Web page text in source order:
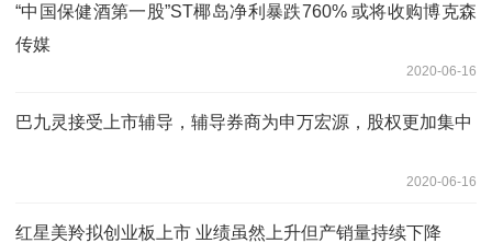
“中国保健酒第一股”ST椰岛净利暴跌760% 或将收购博克森
传媒
2020-06-16
巴九灵接受上市辅导，辅导券商为申万宏源，股权更加集中
2020-06-16
红星美羚拟创业板上市 业绩虽然上升但产销量持续下降